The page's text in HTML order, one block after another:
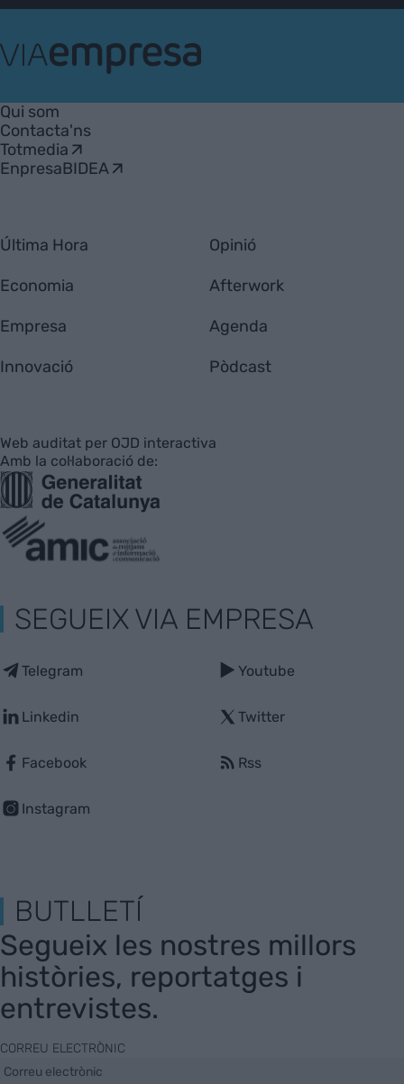
Empresa
Qui som
Contacta'ns
Totmedia
EnpresaBIDEA
Última Hora
Economia
Empresa
Innovació
Opinió
Afterwork
Agenda
Pòdcast
Web auditat per OJD interactiva
Amb la col·laboració de:
SEGUEIX VIA EMPRESA
Telegram
Linkedin
Facebook
Instagram
Youtube
Twitter
Rss
BUTLLETÍ
Segueix les nostres millors
històries, reportatges i
entrevistes.
CORREU ELECTRÒNIC